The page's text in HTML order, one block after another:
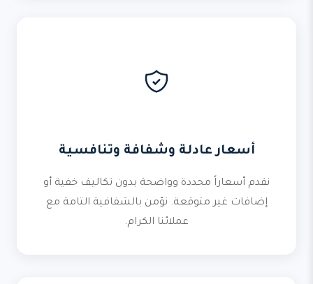
أسعار عادلة وشفافة وتنافسية
نقدم أسعاراً محددة وواضحة بدون تكاليف خفية أو
إضافات غير متوقعة. نؤمن بالشفافية التامة مع
عملائنا الكرام.